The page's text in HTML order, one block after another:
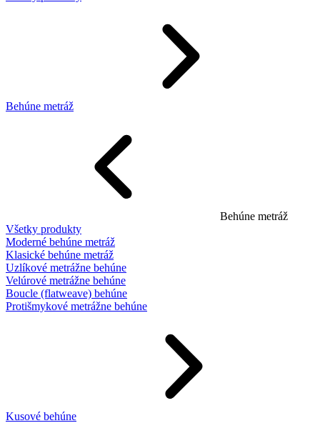
Behúne metráž
Behúne metráž
Všetky produkty
Moderné behúne metráž
Klasické behúne metráž
Uzlíkové metrážne behúne
Velúrové metrážne behúne
Boucle (flatweave) behúne
Protišmykové metrážne behúne
Kusové behúne